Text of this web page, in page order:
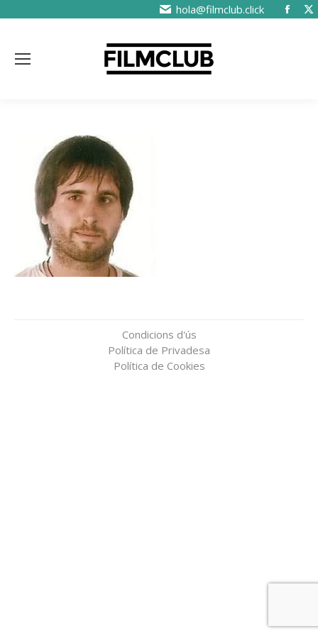
hola@filmclub.click
Condicions d'ús
Política de Privadesa
Política de Cookies